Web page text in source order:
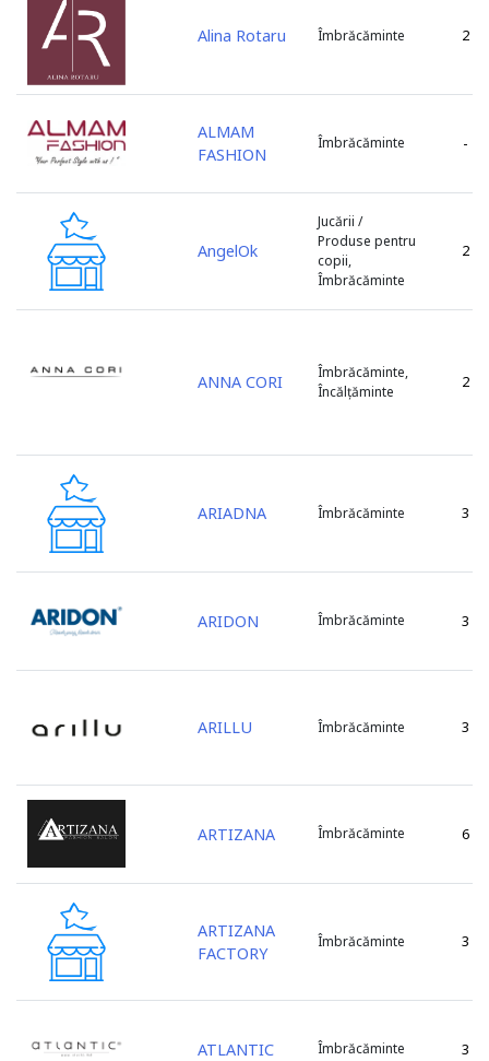
Alina Rotaru Îmbrăcăminte 2
ALMAM
FASHION
Îmbrăcăminte -
AngelOk
Jucării /
Produse pentru
copii,
Îmbrăcăminte
2
ANNA CORI
Îmbrăcăminte,
Încălțăminte
2
ARIADNA Îmbrăcăminte 3
ARIDON Îmbrăcăminte 3
ARILLU Îmbrăcăminte 3
ARTIZANA Îmbrăcăminte 6
ARTIZANA
FACTORY
Îmbrăcăminte 3
ATLANTIC Îmbrăcăminte 3